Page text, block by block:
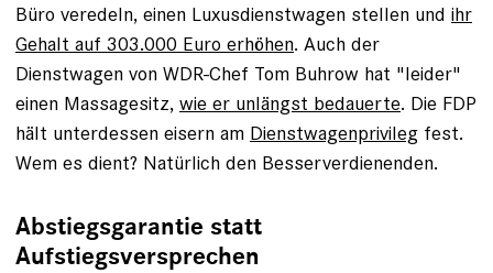
Büro veredeln, einen Luxusdienstwagen stellen und ihr
Gehalt auf 303.000 Euro erhöhen. Auch der
Dienstwagen von WDR-Chef Tom Buhrow hat "leider"
einen Massagesitz, wie er unlängst bedauerte. Die FDP
hält unterdessen eisern am Dienstwagenprivileg fest.
Wem es dient? Natürlich den Besserverdienenden.
Abstiegsgarantie statt
Aufstiegsversprechen